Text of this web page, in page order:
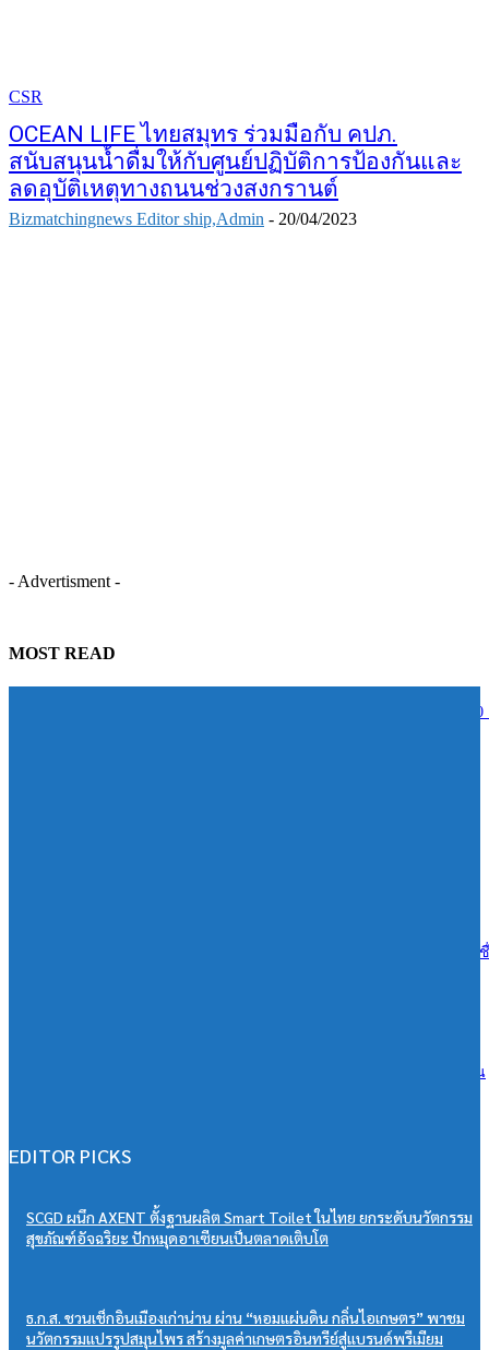
CSR
OCEAN LIFE ไทยสมุทร ร่วมมือกับ คปภ.
สนับสนุนน้ำดื่มให้กับศูนย์ปฏิบัติการป้องกันและ
ลดอุบัติเหตุทางถนนช่วงสงกรานต์
Bizmatchingnews Editor ship,Admin - 20/04/2023
- Advertisment -
MOST READ
STECON ปลื้มนักลงทุนตอบรับหุ้นกู้เกินเป้าหมาย ระดมทุนสำเร็จ
เอสซีจี ผนึก ม.มหิดล ยกระดับ Work-based Learning ปั้น Future Talent เ
วิริยะประกันภัย หนุนเยาวชนสู่เวทีวิชาการประกันภัย มอบทุนสนับสนุน
EDITOR PICKS
SCGD ผนึก AXENT ตั้งฐานผลิต Smart Toilet ในไทย ยกระดับนวัตกรรม
สุขภัณฑ์อัจฉริยะ ปักหมุดอาเซียนเป็นตลาดเติบโต
ธ.ก.ส. ชวนเช็กอินเมืองเก่าน่าน ผ่าน “หอมแผ่นดิน กลิ่นไอเกษตร” พาชม
นวัตกรรมแปรรูปสมุนไพร สร้างมูลค่าเกษตรอินทรีย์สู่แบรนด์พรีเมียม